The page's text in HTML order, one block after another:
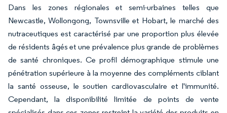
Dans les zones régionales et semi-urbaines telles que
Newcastle, Wollongong, Townsville et Hobart, le marché des
nutraceutiques est caractérisé par une proportion plus élevée
de résidents âgés et une prévalence plus grande de problèmes
de santé chroniques. Ce profil démographique stimule une
pénétration supérieure à la moyenne des compléments ciblant
la santé osseuse, le soutien cardiovasculaire et l'immunité.
Cependant, la disponibilité limitée de points de vente